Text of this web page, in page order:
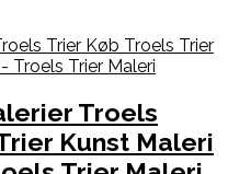
Troels
Kunst Maleri